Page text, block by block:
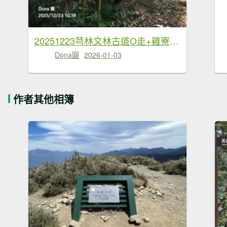
20251223芎林文林古道O走+雞寮坑山+芎林顯伯公野餐
Dona圓 2026-01-03
作者其他相簿